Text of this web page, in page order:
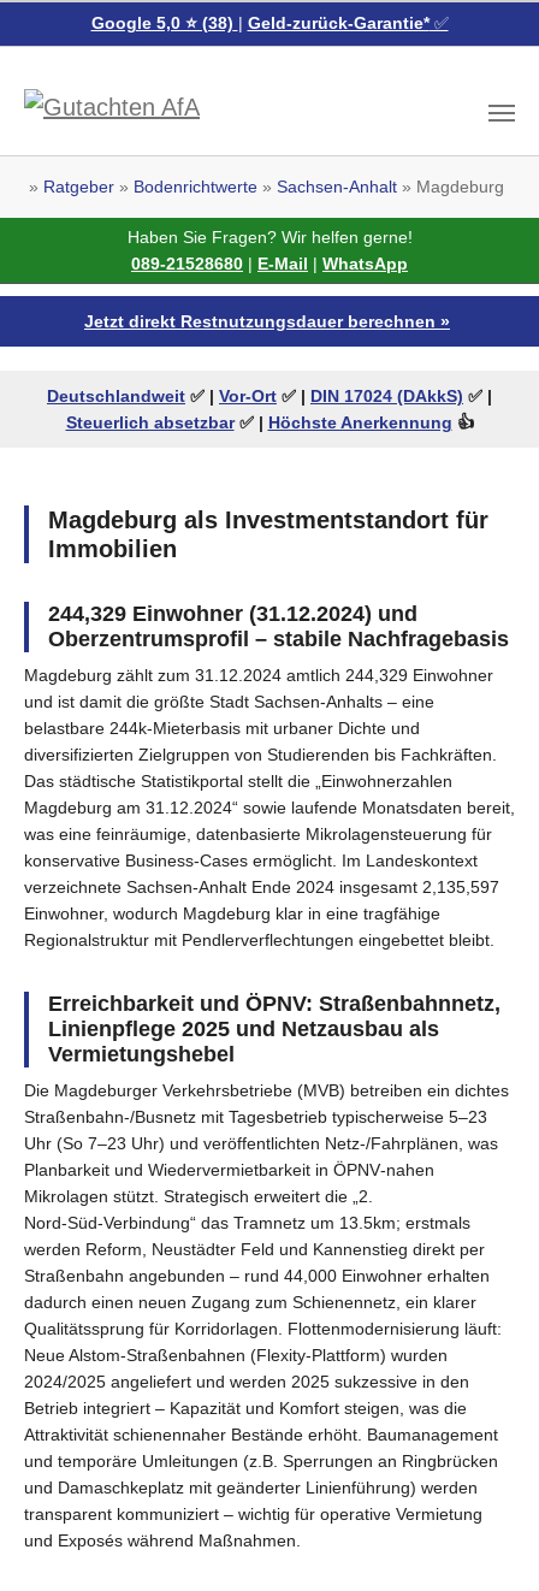
Google 5,0 ⭐ (38) | Geld-zurück-Garantie*✅
Ratgeber
Bodenrichtwerte Sachsen-Anhalt Magdeburg
Haben Sie Fragen? Wir helfen gerne!
089-21528680 | E-Mail | WhatsApp
Jetzt direkt Restnutzungsdauer berechnen »
Deutschlandweit ✅ | Vor-Ort ✅ | DIN 17024 (DAkkS) ✅ |
Steuerlich absetzbar ✅| Höchste Anerkennung 👍
Magdeburg als Investmentstandort für
Immobilien
244,329 Einwohner (31.12.2024) und
Oberzentrumsprofil – stabile Nachfragebasis
Magdeburg zählt zum 31.12.2024 amtlich 244,329 Einwohner
und ist damit die größte Stadt Sachsen-Anhalts – eine
belastbare 244k‑Mieterbasis mit urbaner Dichte und
diversifizierten Zielgruppen von Studierenden bis Fachkräften.
Das städtische Statistikportal stellt die „Einwohnerzahlen
Magdeburg am 31.12.2024“ sowie laufende Monatsdaten bereit,
was eine feinräumige, datenbasierte Mikrolagensteuerung für
konservative Business‑Cases ermöglicht. Im Landeskontext
verzeichnete Sachsen‑Anhalt Ende 2024 insgesamt 2,135,597
Einwohner, wodurch Magdeburg klar in eine tragfähige
Regionalstruktur mit Pendlerverflechtungen eingebettet bleibt.
Erreichbarkeit und ÖPNV: Straßenbahnnetz,
Linienpflege 2025 und Netzausbau als
Vermietungshebel
Die Magdeburger Verkehrsbetriebe (MVB) betreiben ein dichtes
Straßenbahn‑/Busnetz mit Tagesbetrieb typischerweise 5–23
Uhr (So 7–23 Uhr) und veröffentlichten Netz-/Fahrplänen, was
Planbarkeit und Wiedervermietbarkeit in ÖPNV‑nahen
Mikrolagen stützt. Strategisch erweitert die „2.
Nord‑Süd‑Verbindung“ das Tramnetz um 13.5km; erstmals
werden Reform, Neustädter Feld und Kannenstieg direkt per
Straßenbahn angebunden – rund 44,000 Einwohner erhalten
dadurch einen neuen Zugang zum Schienennetz, ein klarer
Qualitätssprung für Korridorlagen. Flottenmodernisierung läuft:
Neue Alstom‑Straßenbahnen (Flexity‑Plattform) wurden
2024/2025 angeliefert und werden 2025 sukzessive in den
Betrieb integriert – Kapazität und Komfort steigen, was die
Attraktivität schienennaher Bestände erhöht. Baumanagement
und temporäre Umleitungen (z.B. Sperrungen an Ringbrücken
und Damaschkeplatz mit geänderter Linienführung) werden
transparent kommuniziert – wichtig für operative Vermietung
und Exposés während Maßnahmen.